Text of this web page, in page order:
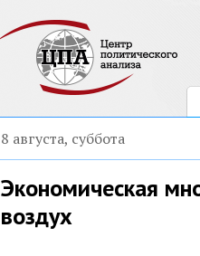
8 августа, суббота
Экономическая
воздух